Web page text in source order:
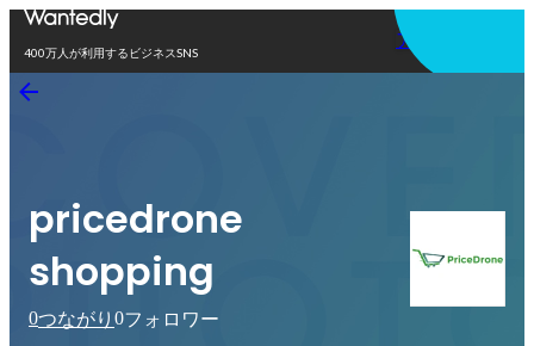
400万人が利用するビジネスSNS
アプリを使う
pricedrone
shopping
0つながり 0フォロワー